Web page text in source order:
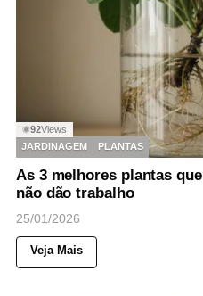
◉92Views
JARDINAGEM
PLANTAS
As 3 melhores plantas
não dão trabalho
25/01/2026
Veja Mais